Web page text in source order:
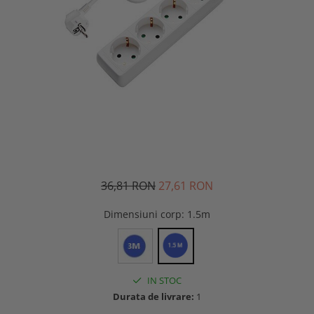
36,81 RON 27,61 RON
Dimensiuni corp: 1.5m
IN STOC
Durata de livrare: 1